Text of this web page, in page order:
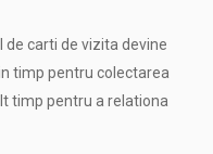
de carti de vizita devine
timp pentru colectarea
timp pentru a relationa